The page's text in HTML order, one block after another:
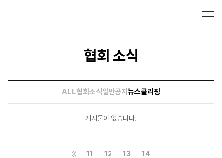
협회 소식
ALL협회소식일반공지 뉴스클리핑
게시물이 없습니다.
11 12 13 14